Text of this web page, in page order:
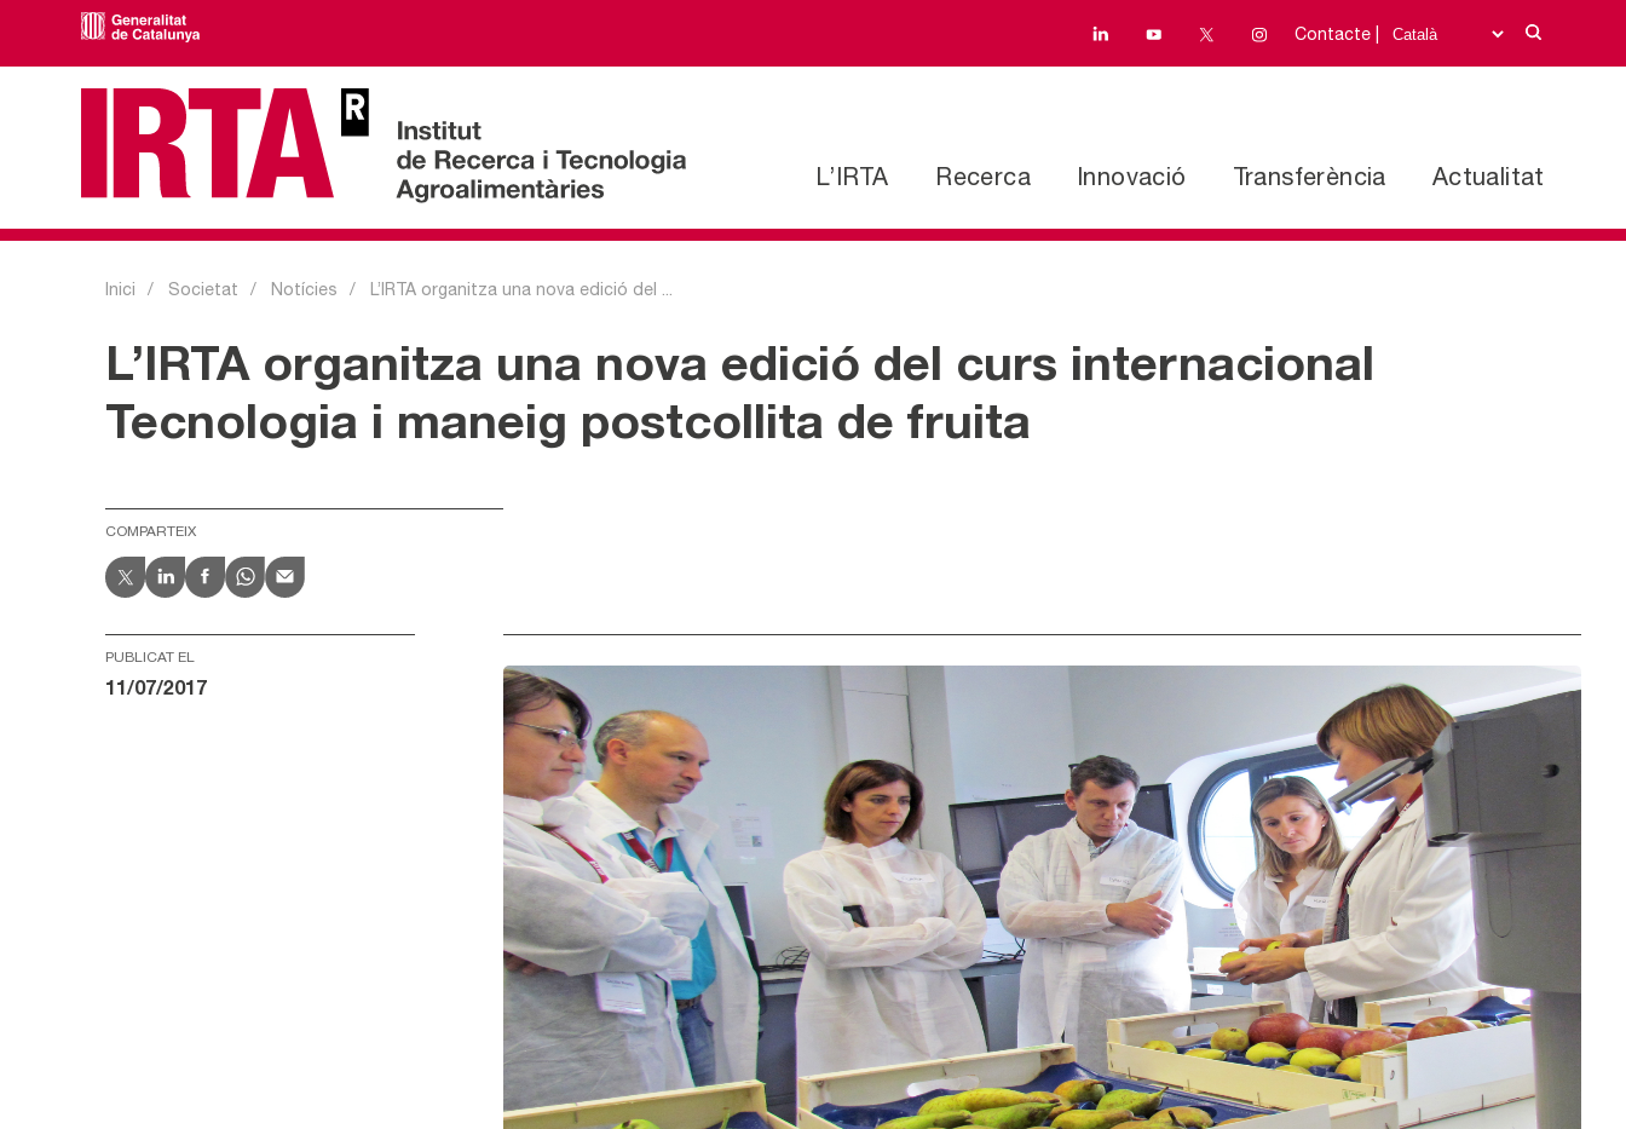
Contacte |
L’IRTA Recerca Innovació Transferència Actualitat
Inici Societat Notícies L’IRTA organitza una nova edició del ...
L’IRTA organitza una nova edició del curs internacional
Tecnologia i maneig postcollita de fruita
COMPARTEIX
PUBLICAT EL
11/07/2017